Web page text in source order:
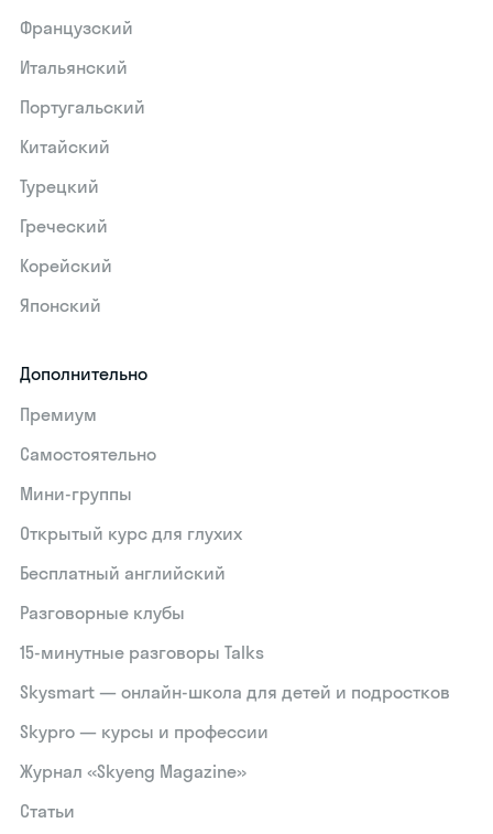
Французский
Итальянский
Португальский
Китайский
Турецкий
Греческий
Корейский
Японский
Дополнительно
Премиум
Самостоятельно
Мини-группы
Открытый курс для глухих
Бесплатный английский
Разговорные клубы
15‑минутные разговоры Talks
Skysmart — онлайн-школа для детей и подростков
Skypro — курсы и профессии
Журнал «Skyeng Magazine»
Статьи